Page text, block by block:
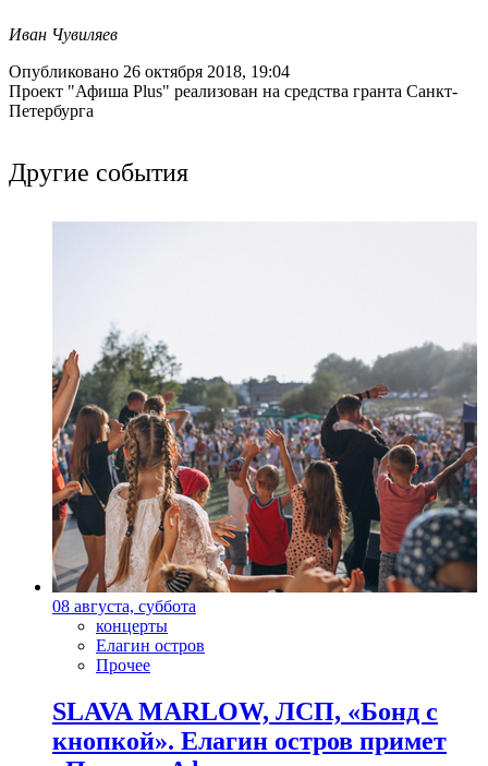
Иван Чувиляев
Опубликовано 26 октября 2018, 19:04
Проект "Афиша Plus" реализован на средства гранта Санкт-
Петербурга
Другие события
08 августа, суббота
концерты
Елагин остров
Прочее
SLAVA MARLOW, ЛСП, «Бонд с
кнопкой». Елагин остров примет